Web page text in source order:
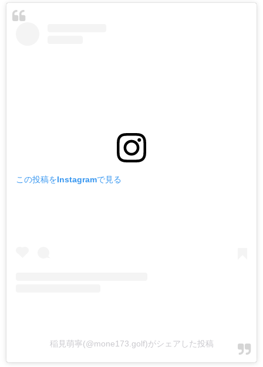
この投稿をInstagramで見る
稲見萌寧(@mone173.golf)がシェアした投稿